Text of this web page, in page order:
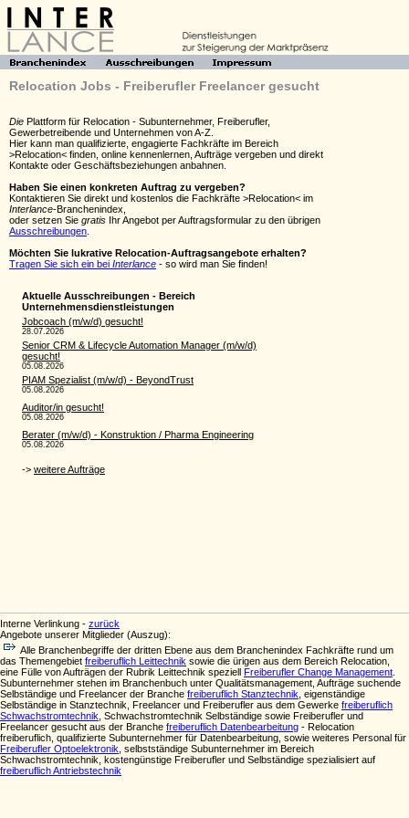
Relocation Jobs - Freiberufler Freelancer gesucht
Die Plattform für Relocation - Subunternehmer, Freiberufler,
Gewerbetreibende und Unternehmen von A-Z.
Hier kann man qualifizierte, engagierte Fachkräfte im Bereich
>Relocation< finden, online kennenlernen, Aufträge vergeben und direkt
Kontakte oder Geschäftsbeziehungen anbahnen.
Haben Sie einen konkreten Auftrag zu vergeben?
Kontaktieren Sie direkt und kostenlos die Fachkräfte >Relocation< im
Interlance-Branchenindex,
oder setzen Sie gratis Ihr Angebot per Auftragsformular zu den übrigen
Ausschreibungen
Möchten Sie lukrative Relocation-Auftragsangebote erhalten?
Tragen Sie sich ein bei Interlance - so wird man Sie finden!
Interne Verlinkung - zurück
Angebote unserer Mitglieder (Auszug):
Alle Branchenbegriffe der dritten Ebene aus dem Branchenindex Fachkräfte rund um
das Themengebiet freiberuflich Leittechnik sowie die ürigen aus dem Bereich Relocation,
eine Fülle von Aufträgen der Rubrik Leittechnik speziell Freiberufler Change Management
Subunternehmer stehen im Branchenbuch unter Qualitätsmanagement, Aufträge suchende
Selbständige und Freelancer der Branche freiberuflich Stanztechnik , eigenständige
Selbständige in Stanztechnik, Freelancer und Freiberufler aus dem Gewerke freiberuflich
Schwachstromtechnik , Schwachstromtechnik Selbständige sowie Freiberufler und
Freelancer gesucht aus der Branche freiberuflich Datenbearbeitung - Relocation
freiberuflich, qualifizierte Subunternehmer für Datenbearbeitung, sowie weiteres Personal für
Freiberufler Optoelektronik , selbstständige Subunternehmer im Bereich
Schwachstromtechnik, kostengünstige Freiberufler und Selbständige spezialisiert auf
freiberuflich Antriebstechnik